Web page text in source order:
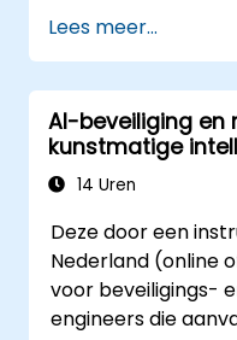
toepassingen
taalmodellen, en
Lees meer...
AI-beveiliging en
kunstmatige
14 Uren
Deze door een
Nederland (online
voor beveiligings-
engineers die